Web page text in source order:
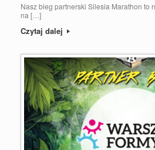
Nasz bieg partnerski Silesia Marathon to
na […]
Czytaj dalej